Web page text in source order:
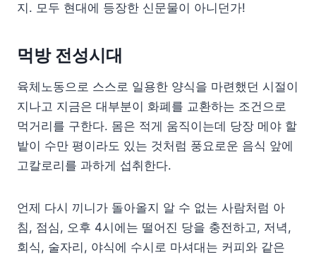
지. 모두 현대에 등장한 신문물이 아니던가!
먹방 전성시대
육체노동으로 스스로 일용한 양식을 마련했던 시절이
지나고 지금은 대부분이 화폐를 교환하는 조건으로
먹거리를 구한다. 몸은 적게 움직이는데 당장 메야 할
밭이 수만 평이라도 있는 것처럼 풍요로운 음식 앞에
고칼로리를 과하게 섭취한다.
언제 다시 끼니가 돌아올지 알 수 없는 사람처럼 아
침, 점심, 오후 4시에는 떨어진 당을 충전하고, 저녁,
회식, 술자리, 야식에 수시로 마셔대는 커피와 같은